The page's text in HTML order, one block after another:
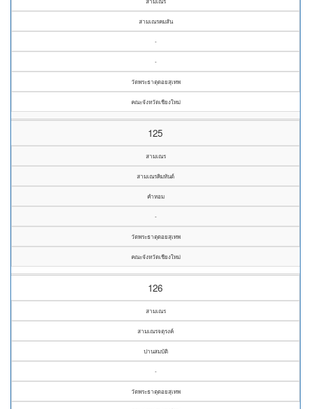
สามเณรคมสัน
-
-
วัดพระธาตุดอยสุเทพ
คณะจังหวัดเชียงใหม่
125
สามเณร
สามเณรคิมหันต์
คำหอม
-
วัดพระธาตุดอยสุเทพ
คณะจังหวัดเชียงใหม่
126
สามเณร
สามเณรจตุรงค์
ปานสมบัติ
-
วัดพระธาตุดอยสุเทพ